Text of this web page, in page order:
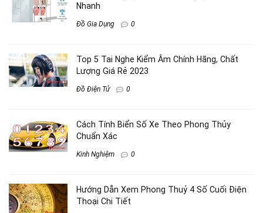
Nhanh
Đồ Gia Dụng 0
Top 5 Tai Nghe Kiểm Âm Chính Hãng, Chất
Lượng Giá Rẻ 2023
Đồ Điện Tử 0
Cách Tính Biển Số Xe Theo Phong Thủy
Chuẩn Xác
Kinh Nghiệm 0
Hướng Dẫn Xem Phong Thuỷ 4 Số Cuối Điện
Thoại Chi Tiết